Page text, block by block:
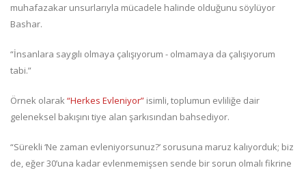
muhafazakar unsurlarıyla mücadele halinde olduğunu söylüyor
Bashar.
“İnsanlara saygılı olmaya çalışıyorum - olmamaya da çalışıyorum
tabi.”
Örnek olarak“Herkes Evleniyor” isimli, toplumun evliliğe dair
geleneksel bakışını tiye alan şarkısından bahsediyor.
“Sürekli ‘Ne zaman evleniyorsunuz?’ sorusuna maruz kalıyorduk; biz
de, eğer 30’una kadar evlenmemişsen sende bir sorun olmalı fikrine